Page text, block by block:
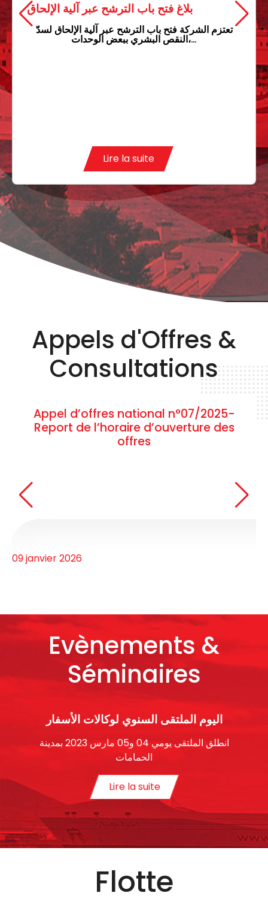
بلاغ فتح باب الترشح عبر آلية الإلحاق
تعتزم الشركة فتح باب الترشح عبر آلية الإلحاق لسدّ
النقص البشري ببعض الوحدات،…
Lire la suite
Appels d'Offres &
Consultations
Appel d’offres national n°07/2025-
Report de l’horaire d’ouverture des
offres
09 janvier 2026
Evènements &
Séminaires
اليوم الملتقى السنوي لوكالات الأسفار
انطلق الملتقى يومي 04 و05 مارس 2023 بمدينة
الحمامات
Lire la suite
Flotte